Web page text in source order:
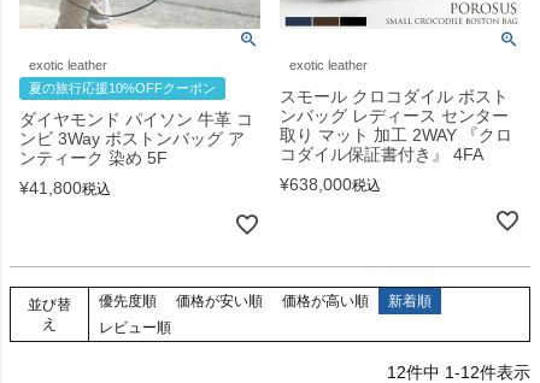
exotic leather
夏の旅行応援10%OFFクーポン
ダイヤモンド パイソン 牛革 コ
ンビ 3Way ボストンバッグ ア
ンティーク 染め 5F
¥41,800税込
exotic leather
スモール クロコダイル ボスト
ンバッグ レディース センター
取り マット 加工 2WAY 『クロ
コダイル保証書付き』 4FA
¥638,000税込
並び替
え
優先度順 価格が安い順 価格が高い順
新着順
レビュー順
12件中 1-12件表示